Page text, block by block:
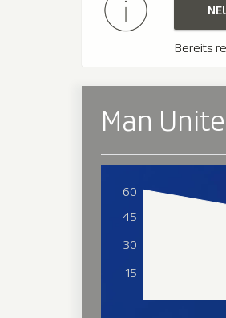
Bereits
Man
15
30
45
60